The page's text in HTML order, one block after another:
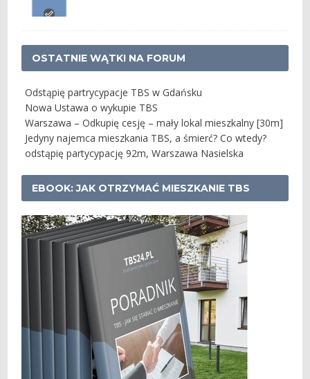
OSTATNIE WĄTKI NA FORUM
Odstąpię partrycypacje TBS w Gdańsku
Nowa Ustawa o wykupie TBS
Warszawa – Odkupię cesję – mały lokal mieszkalny [30m]
Jedyny najemca mieszkania TBS, a śmierć? Co wtedy?
odstąpię partycypację 92m, Warszawa Nasielska
EBOOK: JAK OTRZYMAĆ MIESZKANIE TBS